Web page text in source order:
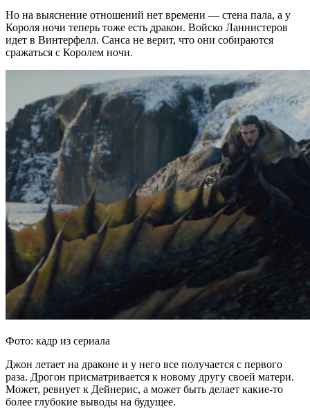
Но на выяснение отношений нет времени — стена пала, а у
Короля ночи теперь тоже есть дракон. Войско Ланнистеров
идет в Винтерфелл. Санса не верит, что они собираются
сражаться с Королем ночи.
Фото: кадр из сериала
Джон летает на драконе и у него все получается с первого
раза. Дрогон присматривается к новому другу своей матери.
Может, ревнует к Дейнерис, а может быть делает какие-то
более глубокие выводы на будущее.